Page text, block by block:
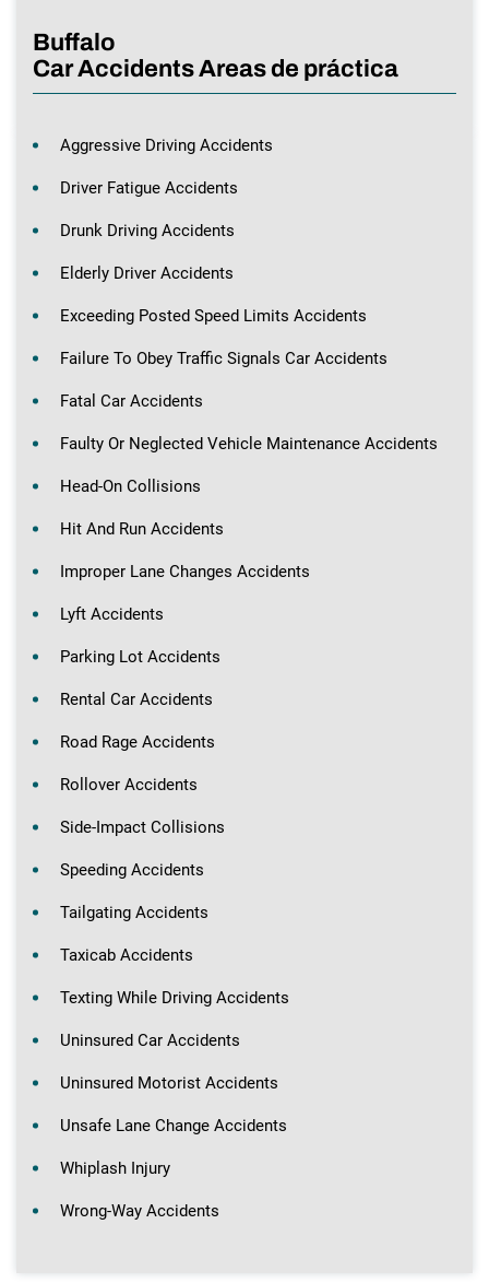
Buffalo
Car Accidents Areas de práctica
Aggressive Driving Accidents
Driver Fatigue Accidents
Drunk Driving Accidents
Elderly Driver Accidents
Exceeding Posted Speed Limits Accidents
Failure To Obey Traffic Signals Car Accidents
Fatal Car Accidents
Faulty Or Neglected Vehicle Maintenance Accidents
Head-On Collisions
Hit And Run Accidents
Improper Lane Changes Accidents
Lyft Accidents
Parking Lot Accidents
Rental Car Accidents
Road Rage Accidents
Rollover Accidents
Side-Impact Collisions
Speeding Accidents
Tailgating Accidents
Taxicab Accidents
Texting While Driving Accidents
Uninsured Car Accidents
Uninsured Motorist Accidents
Unsafe Lane Change Accidents
Whiplash Injury
Wrong-Way Accidents